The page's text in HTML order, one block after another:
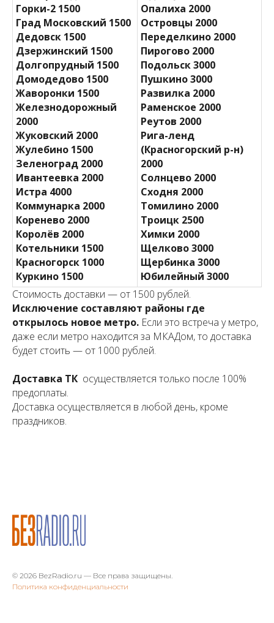
Горки-2 1500
Град Московский 1500
Дедовск 1500
Дзержинский 1500
Долгопрудный 1500
Домодедово 1500
Жаворонки 1500
Железнодорожный
2000
Жуковский 2000
Жулебино 1500
Зеленоград 2000
Ивантеевка 2000
Истра 4000
Коммунарка 2000
Коренево 2000
Королёв 2000
Котельники 1500
Красногорск 1000
Куркино 1500
Опалиха 2000
Островцы 2000
Переделкино 2000
Пирогово 2000
Подольск 3000
Пушкино 3000
Развилка 2000
Раменское 2000
Реутов 2000
Рига-ленд
(Красногорский р-н)
2000
Солнцево 2000
Сходня 2000
Томилино 2000
Троицк 2500
Химки 2000
Щелково 3000
Щербинка 3000
Юбилейный 3000
Стоимость доставки — от 1500 рублей.
Исключение составляют районы где
открылось новое метро. Если это встреча у метро,
даже если метро находится за МКАДом, то доставка
будет стоить — от 1000 рублей.
Доставка ТК осуществляется только после 100%
предоплаты.
Доставка осуществляется в любой день, кроме
праздников.
© 2026 BezRadio.ru — Все права защищены.
Политика конфиденциальности